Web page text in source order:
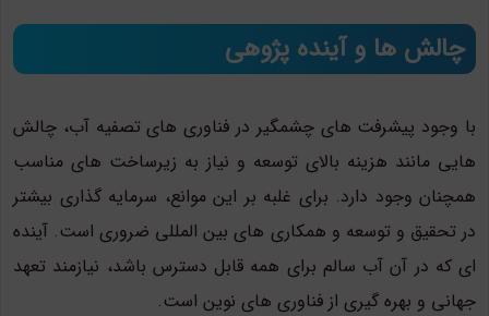
چالش ها و آینده پژوهی
با وجود پیشرفت های چشمگیر در فناوری های تصفیه آب، چالش
هایی مانند هزینه بالای توسعه و نیاز به زیرساخت های مناسب
همچنان وجود دارد. برای غلبه بر این موانع، سرمایه گذاری بیشتر
در تحقیق و توسعه و همکاری های بین المللی ضروری است. آینده
ای که در آن آب سالم برای همه قابل دسترس باشد، نیازمند تعهد
جهانی و بهره گیری از فناوری های نوین است.